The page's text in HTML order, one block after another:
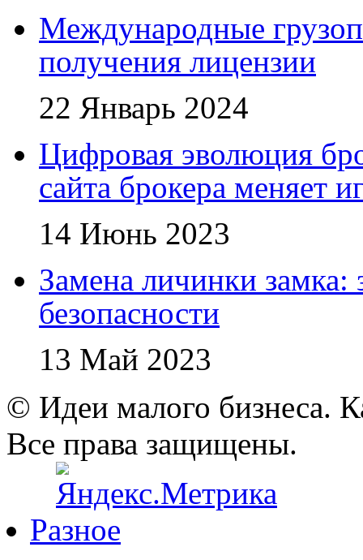
Международные
получения лицензии
22 Январь 2024
Цифровая эволюция
сайта брокера меняет
14 Июнь 2023
Замена личинки замка:
безопасности
13 Май 2023
© Идеи малого бизнеса.
Все права защищены.
Разное